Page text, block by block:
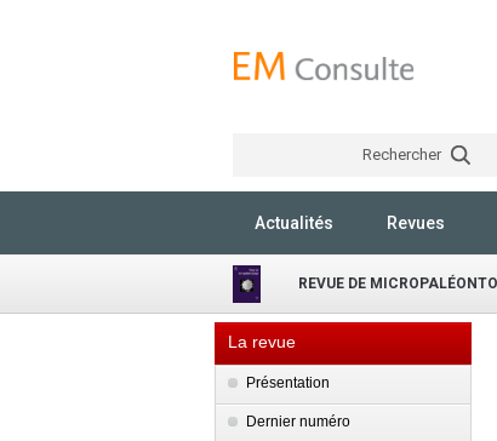
Rechercher
Actualités Revues
REVUE DE
La revue
Présentation
Dernier numéro